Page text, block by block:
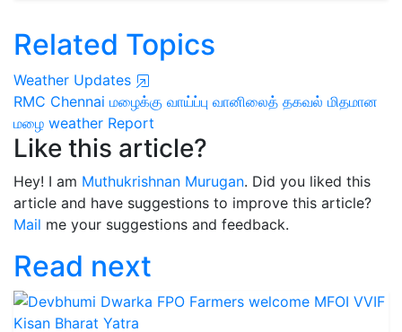
Related Topics
Weather Updates
RMC Chennai மழைக்கு வாய்ப்பு வானிலைத் தகவல் மிதமான
மழை weather Report
Like this article?
Hey! I am Muthukrishnan Murugan. Did you liked this
article and have suggestions to improve this article?
Mail me your suggestions and feedback.
Read next